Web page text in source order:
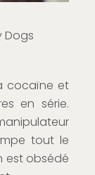
Dogs
cocaïne et
en série.
tout le
est obsédé